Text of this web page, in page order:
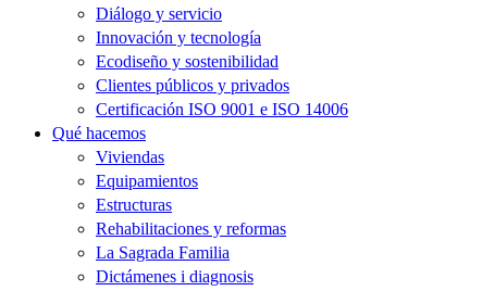
Diálogo y servicio
Innovación y tecnología
Ecodiseño y sostenibilidad
Clientes públicos y privados
Certificación ISO 9001 e ISO 14006
Qué hacemos
Viviendas
Equipamientos
Estructuras
Rehabilitaciones y reformas
La Sagrada Familia
Dictámenes i diagnosis